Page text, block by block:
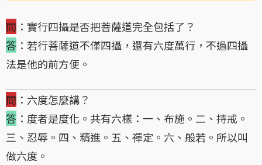
問 ：實行四攝是否把菩薩道完全包括了？
答 ：若行菩薩道不僅四攝，還有六度萬行，不過四攝
法是他的前方便。
問 ：六度怎麼講？
答 ：度者是度化。共有六樣：一、布施。二、持戒。
三、忍辱。四、精進。五、禪定。六、般若。所以叫
做六度。